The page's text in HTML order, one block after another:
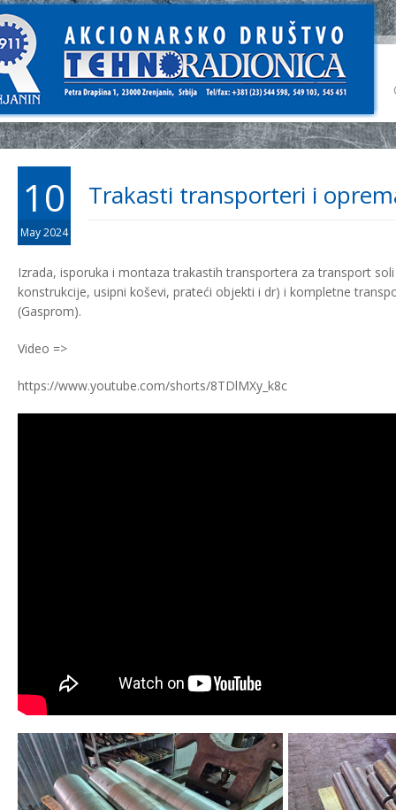
10
May 2024
Trakasti transporteri i
Izrada, isporuka i montaza trakastih transportera za transport
konstrukcije, usipni koševi, prateći objekti i dr) i kompletne
(Gasprom).
Video =>
https://www.youtube.com/shorts/8TDlMXy_k8c